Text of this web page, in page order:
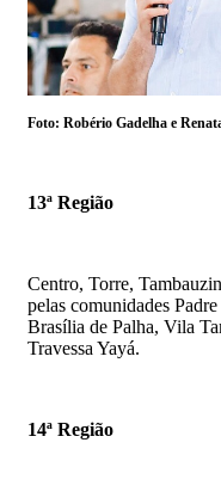
Foto: Robério Gadelha e
13ª Região
Centro, Torre,
pelas comunidades
Brasília de Palha, Vila
Travessa Yayá.
14ª Região